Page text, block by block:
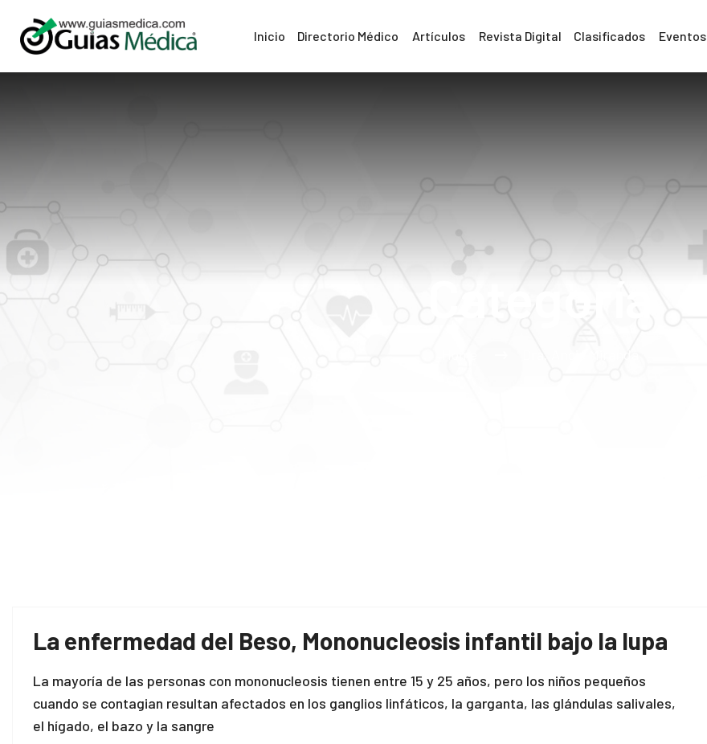
Inicio Directorio Médico Artículos Revista Digital Clasificados Eventos
Categoría
La enfermedad del Beso, Mononucleosis infantil bajo la lupa
La mayoría de las personas con mononucleosis tienen entre 15 y 25 años, pero los niños pequeños
cuando se contagian resultan afectados en los ganglios linfáticos, la garganta, las glándulas salivales,
el hígado, el bazo y la sangre